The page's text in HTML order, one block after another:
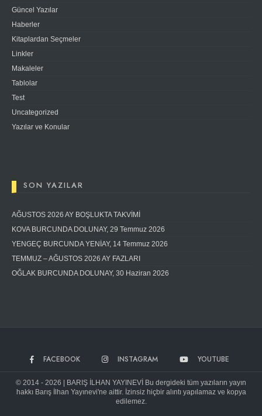
Güncel Yazılar
Haberler
Kitaplardan Seçmeler
Linkler
Makaleler
Tablolar
Test
Uncategorized
Yazılar ve Konular
SON YAZILAR
AĞUSTOS 2026 AY BOŞLUKTA TAKVİMİ
KOVA BURCUNDA DOLUNAY, 29 Temmuz 2026
YENGEÇ BURCUNDA YENİAY, 14 Temmuz 2026
TEMMUZ – AĞUSTOS 2026 AY FAZLARI
OĞLAK BURCUNDA DOLUNAY, 30 Haziran 2026
FACEBOOK INSTAGRAM YOUTUBE
© 2014 - 2026 | BARIŞ İLHAN YAYINEVİ Bu dergideki tüm yazıların yayın
hakkı Barış İlhan Yayınevi'ne aittir. İzinsiz hiçbir alıntı yapılamaz ve kopya
edilemez.